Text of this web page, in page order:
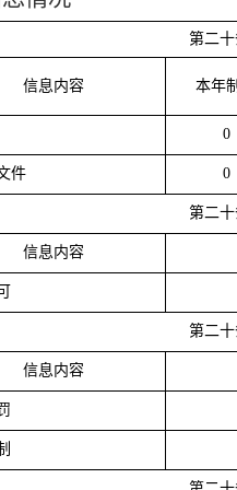
第二
信息内容 本年
0
件 0
第二
信息内容
第二
信息内容